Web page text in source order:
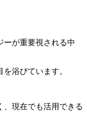
ーが重要視される中
浴びています。
、現在でも活用できる